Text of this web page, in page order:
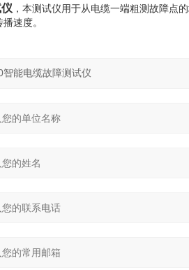
，本测试仪用于从电缆一端粗测故障点
速度。